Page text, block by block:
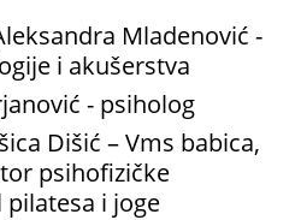
Mladenović -
i akušerstva
- psiholog
Dišić – Vms babica,
psihofizičke
i joge